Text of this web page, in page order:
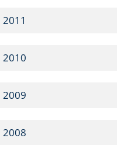
2011
2010
2009
2008